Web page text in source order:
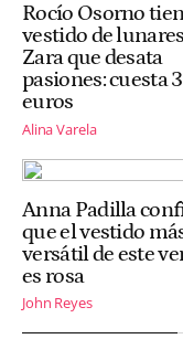
Rocío Osorno
vestido de
Zara que desata
pasiones: cuesta
euros
Alina Varela
Anna Padilla
que el vestido
versátil de este
es rosa
John Reyes